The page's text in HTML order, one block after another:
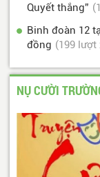
Quyết thắng”
Binh đoàn 12
đồng (199 lượt
NỤ CƯỜI